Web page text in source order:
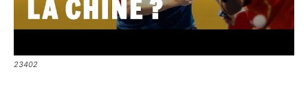
23402